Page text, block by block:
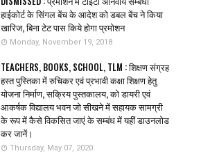
हाईकोर्ट के सिंगल बेंच के आदेश को डबल बेंच ने किया
खारिज, बिना टेट पास किये होगा प्रमोशन
Monday, November 19, 2018
TEACHERS, BOOKS, SCHOOL, TLM : शिक्षण संग्रह
हस्त पुस्तिका में रुचिकर एवं प्रभावी कक्षा शिक्षण हेतु
योजना निर्माण, सक्रिय पुस्तकालय, को डायरी एवं
आकर्षक विद्यालय भवन जो सीखने में सहायक सामग्री
के रूप में कैसे विकसित जाएं के सम्बंध में यहीं डाउनलोड
कर जानें।
Thursday, May 07, 2020